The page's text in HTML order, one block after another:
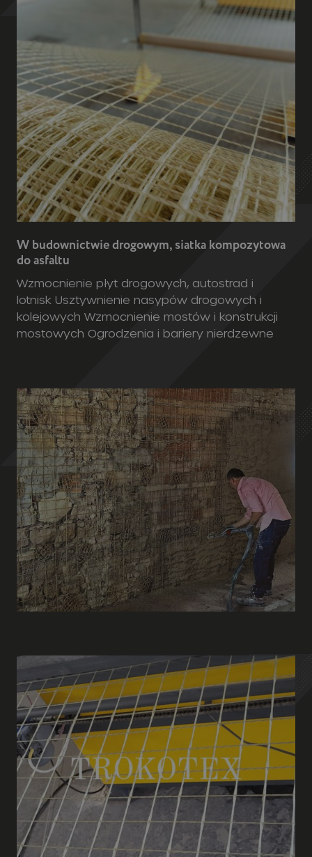
W budownictwie drogowym, siatka kompozytowa
do asfaltu
Wzmocnienie płyt drogowych, autostrad i
kolejowych Wzmocnienie mostów i konstrukcji
mostowych Ogrodzenia i bariery nierdzewne